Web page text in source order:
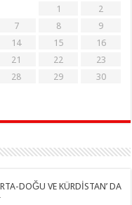
1
2
7 8
9
14 15
16
21 22
23
28 29
30
DOĞU VE KÜRDİSTAN’ DA